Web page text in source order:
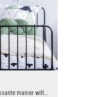
Als u een klein interieur op een interessante manier wilt decoreren en op zoek bent naar een gesc...